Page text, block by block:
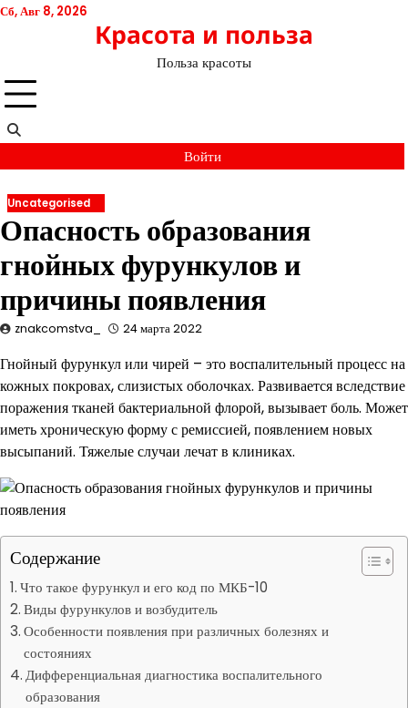
Перейти
Сб, Авг 8, 2026
Красота и польза
Польза красоты
Войти
Uncategorised
Опасность образования
гнойных фурункулов и
причины появления
znakcomstva_ 24 марта 2022
Гнойный фурункул или чирей – это воспалительный процесс на
кожных покровах, слизистых оболочках. Развивается вследствие
поражения тканей бактериальной флорой, вызывает боль. Может
иметь хроническую форму с ремиссией, появлением новых
высыпаний. Тяжелые случаи лечат в клиниках.
Содержание
Что такое фурункул и его код по МКБ-10
Виды фурункулов и возбудитель
Особенности появления при различных болезнях и
состояниях
Дифференциальная диагностика воспалительного
образования